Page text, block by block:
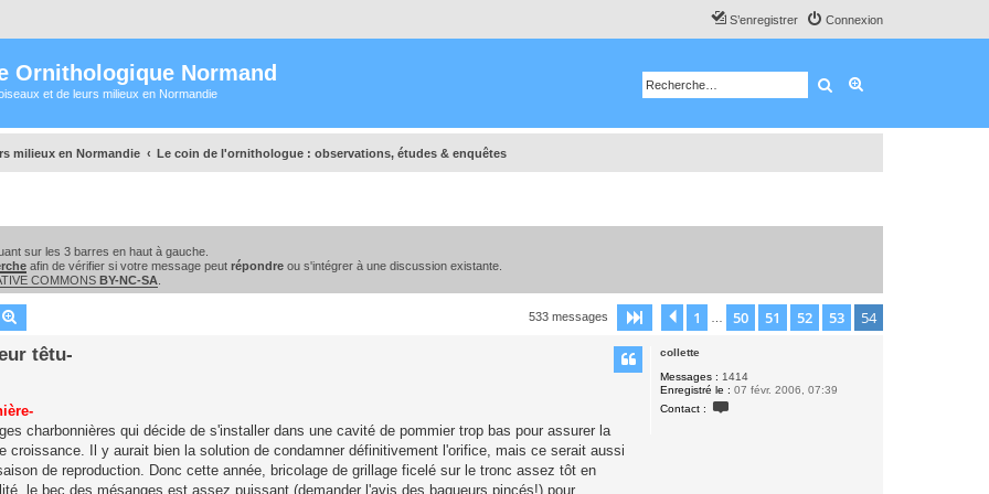
Connexion
S’enregistrer
Ornithologique Normand
et de leurs milieux en Normandie Rechercher
milieux en Normandie Le coin de l'ornithologue : observations, études & enquêtes
sur les 3 barres en haut à gauche.
afin de vérifier si votre message peut répondre ou s'intégrer à une discussion existante.
COMMONS BY-NC-SA
533 messages Page 54 sur 54
Précédente
1 50 51 52 53 54
collette
Messages : 1414
Enregistré le : 07 févr. 2006, 07:39
Contact :
têtu-
charbonnières qui décide de s'installer dans une cavité de pommier trop bas pour assurer la
croissance. Il y aurait bien la solution de condamner définitivement l'orifice, mais ce serait aussi
de reproduction. Donc cette année, bricolage de grillage ficelé sur le tronc assez tôt en
le bec des mésanges est assez puissant (demander l'avis des bagueurs pincés!) pour